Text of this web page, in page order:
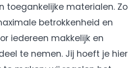
toegankelijke materialen. Zo
betrokkenheid en
iedereen makkelijk en
te nemen. Jij hoeft je hier